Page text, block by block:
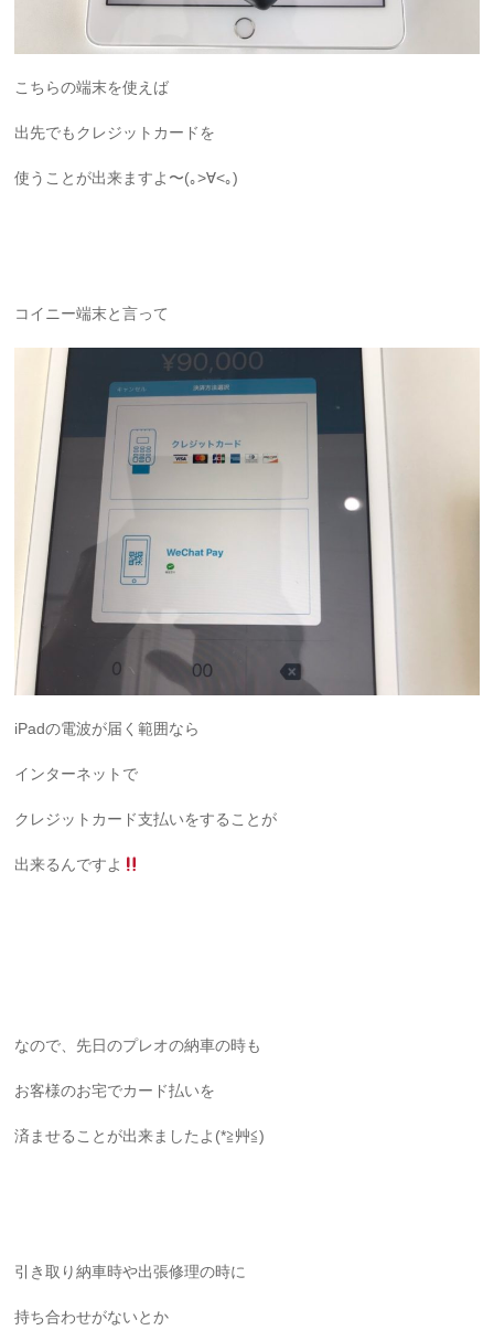
こちらの端末を使えば
出先でもクレジットカードを
使うことが出来ますよ〜(｡>∀<｡)
コイニー端末と言って
iPadの電波が届く範囲なら
インターネットで
クレジットカード支払いをすることが
出来るんですよ
なので、先日のプレオの納車の時も
お客様のお宅でカード払いを
済ませることが出来ましたよ(*≧艸≦)
引き取り納車時や出張修理の時に
持ち合わせがないとか